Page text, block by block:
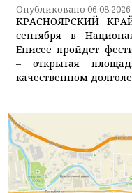
Опубликовано 06.08.2026
КРАСНОЯРСКИЙ
сентября в
Енисее пройдет
– открытая
качественном